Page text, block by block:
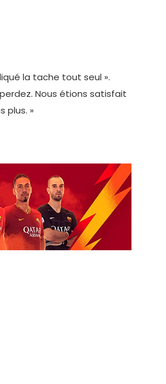
la tache tout seul ».
Nous étions satisfait
plus. »